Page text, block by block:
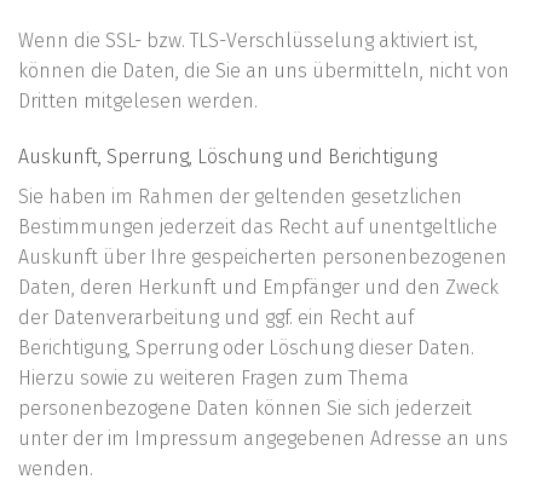
Wenn die SSL- bzw. TLS-Verschlüsselung aktiviert ist,
können die Daten, die Sie an uns übermitteln, nicht von
Dritten mitgelesen werden.
Auskunft, Sperrung, Löschung und Berichtigung
Sie haben im Rahmen der geltenden gesetzlichen
Bestimmungen jederzeit das Recht auf unentgeltliche
Auskunft über Ihre gespeicherten personenbezogenen
Daten, deren Herkunft und Empfänger und den Zweck
der Datenverarbeitung und ggf. ein Recht auf
Berichtigung, Sperrung oder Löschung dieser Daten.
Hierzu sowie zu weiteren Fragen zum Thema
personenbezogene Daten können Sie sich jederzeit
unter der im Impressum angegebenen Adresse an uns
wenden.